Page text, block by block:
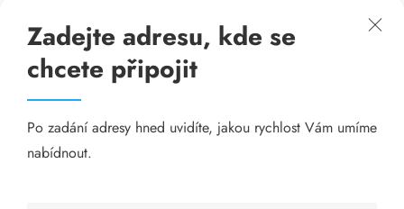
Připojení k internetu
Odkazy
Katalog A-seznam.cz
Zadejte adresu, kde se
chcete připojit
Po zadání adresy hned uvidíte, jakou rychlost Vám umíme
nabídnout.